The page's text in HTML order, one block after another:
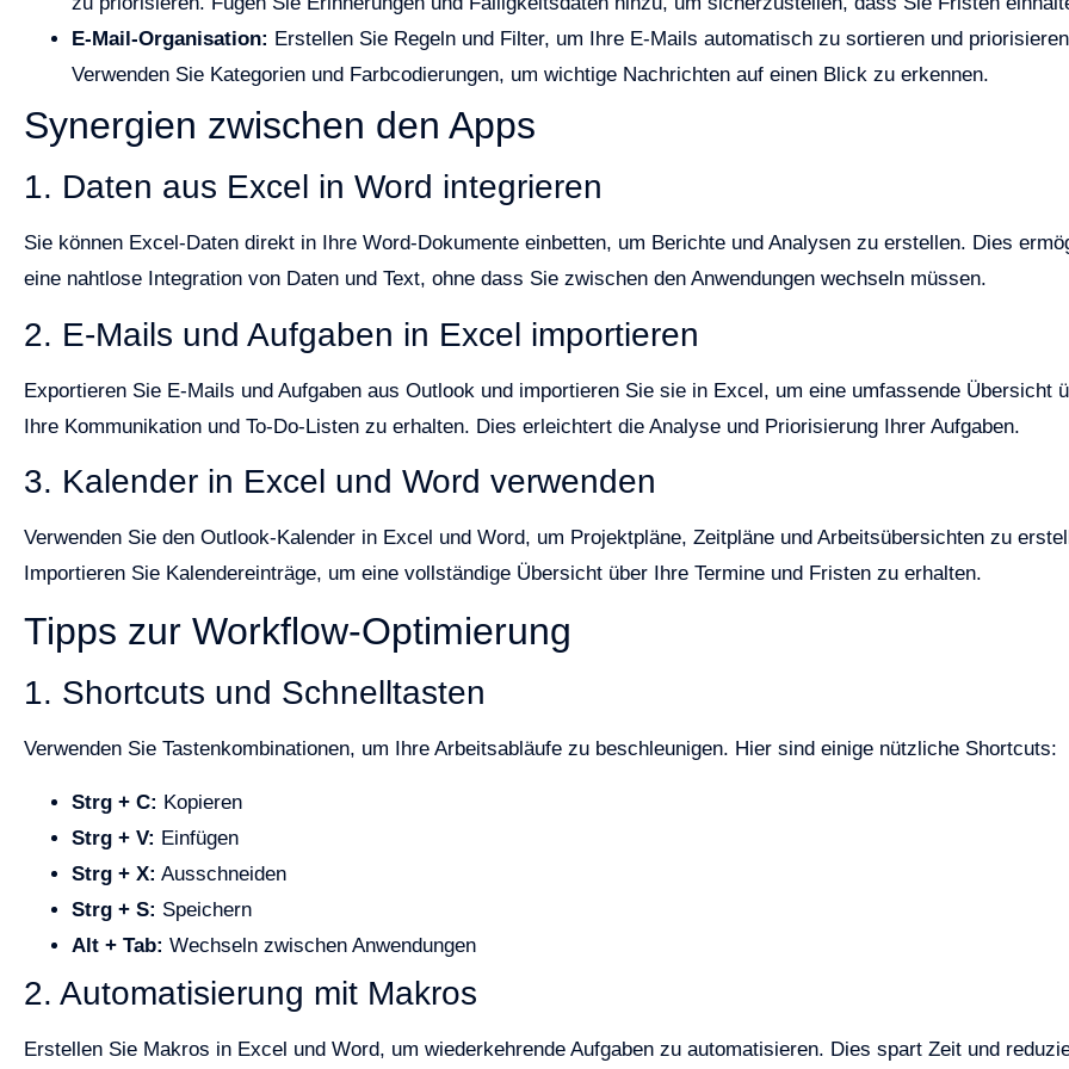
E-Mail-Organisation: Erstellen Sie Regeln und Filter, um Ihre E-Mails automatisch zu sortieren und
Verwenden Sie Kategorien und Farbcodierungen, um wichtige Nachrichten auf einen Blick zu erkennen.
Synergien zwischen den Apps
1. Daten aus Excel in Word integrieren
Sie können Excel-Daten direkt in Ihre Word-Dokumente einbetten, um Berichte und Analysen zu erstellen. Dies
eine nahtlose Integration von Daten und Text, ohne dass Sie zwischen den Anwendungen wechseln müssen.
2. E-Mails und Aufgaben in Excel importieren
Exportieren Sie E-Mails und Aufgaben aus Outlook und importieren Sie sie in Excel, um eine umfassende Übersicht
Ihre Kommunikation und To-Do-Listen zu erhalten. Dies erleichtert die Analyse und Priorisierung Ihrer Aufgaben.
3. Kalender in Excel und Word verwenden
Verwenden Sie den Outlook-Kalender in Excel und Word, um Projektpläne, Zeitpläne und Arbeitsübersichten zu
Importieren Sie Kalendereinträge, um eine vollständige Übersicht über Ihre Termine und Fristen zu erhalten.
Tipps zur Workflow-Optimierung
1. Shortcuts und Schnelltasten
Verwenden Sie Tastenkombinationen, um Ihre Arbeitsabläufe zu beschleunigen. Hier sind einige nützliche Shortcuts:
Strg + C: Kopieren
Strg + V: Einfügen
Strg + X: Ausschneiden
Strg + S: Speichern
Alt + Tab: Wechseln zwischen Anwendungen
2. Automatisierung mit Makros
Erstellen Sie Makros in Excel und Word, um wiederkehrende Aufgaben zu automatisieren. Dies spart Zeit und